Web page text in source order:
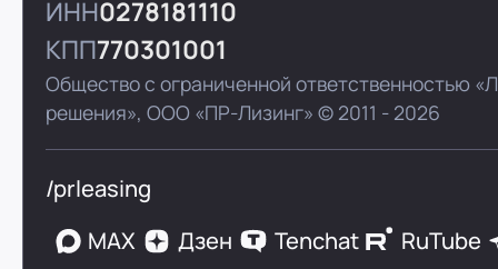
ИНН0278181110
КПП770301001
Общество с ограниченной ответственностью
решения»,ООО «ПР-Лизинг» © 2011 - 2026
/prleasing
MAX
Дзен Tenchat RuTube